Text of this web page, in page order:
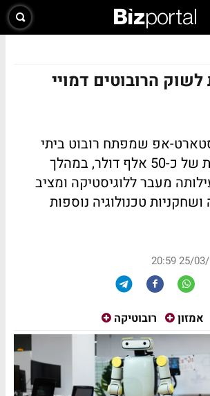
לשוק הרובוטים דמויי
אפ שמפתח רובוט ביתי
מבוסס AI בעלות של כ-50 אלף דולר, במהלך
מעבר ללוגיסטיקה ומציב
טכנולוגיה נוספות
25/03/
אמזון רובוטיקה